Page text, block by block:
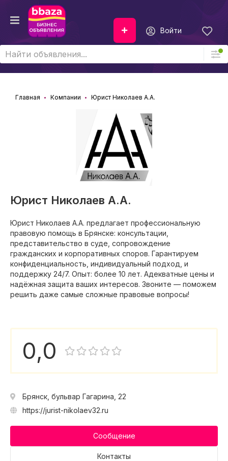
Войти
Главная Компании Юрист Николаев А.А.
Юрист Николаев А.А.
Юрист Николаев А.А. предлагает профессиональную
правовую помощь в Брянске: консультации,
представительство в суде, сопровождение
гражданских и корпоративных споров. Гарантируем
конфиденциальность, индивидуальный подход, и
поддержку 24/7. Опыт: более 10 лет. Адекватные цены и
надёжная защита ваших интересов. Звоните — поможем
решить даже самые сложные правовые вопросы!
0,0
Брянск, бульвар Гагарина, 22
https://jurist-nikolaev32.ru
Сообщение
Контакты